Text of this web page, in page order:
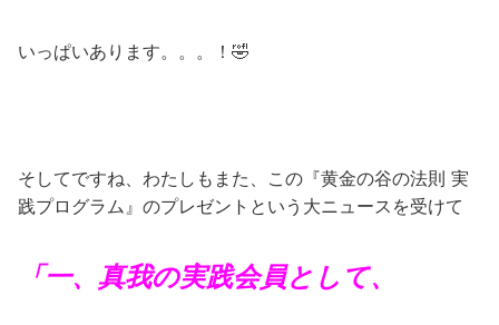
いっぱいあります。。。！🤣
そしてですね、わたしもまた、この『黄金の谷の法則 実
践プログラム』のプレゼントという大ニュースを受けて
「一、真我の実践会員として、